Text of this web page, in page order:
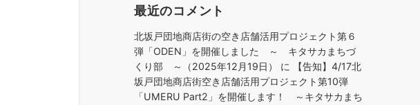
最近のコメント
北坂戸団地商店街の空き店舗活用プロジェクト第６
弾「ODEN」を開催しました ～ キタサカまちづ
くり部 ～（2025年12月19日）
に
【告知】4/17北
坂戸団地商店街空き店舗活用プロジェクト第10弾
「UMERU Part2」を開催します！ ～キタサカまち